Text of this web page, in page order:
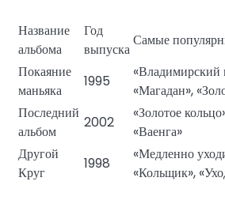
Название
альбома
Год
выпуска
Самые
Покаяние
маньяка
1995
«Владимирский
«Магадан»,
Последний
альбом
2002
«Золотое
«Ваенга»
Другой
Круг
1998
«Медленно
«Кольщик»,